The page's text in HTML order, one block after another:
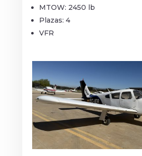
MTOW: 2450 lb
Plazas: 4
VFR